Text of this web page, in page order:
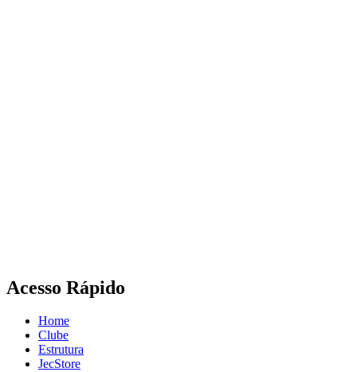
Acesso Rápido
Home
Clube
Estrutura
JecStore